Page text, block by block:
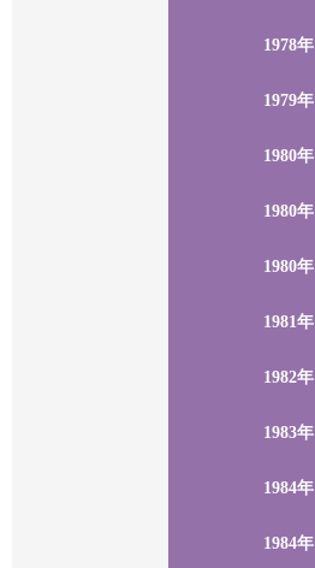
1978年
1979年
1980年
1980年
1980年
1981年
1982年
1983年
1984年
1984年